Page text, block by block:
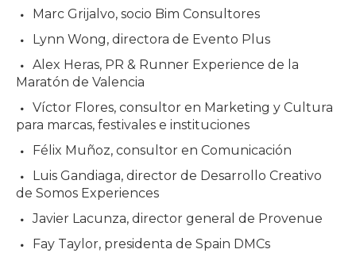
Marc Grijalvo, socio Bim Consultores
Lynn Wong, directora de Evento Plus
Alex Heras, PR & Runner Experience de la
Maratón de Valencia
Víctor Flores, consultor en Marketing y Cultura
para marcas, festivales e instituciones
Félix Muñoz, consultor en Comunicación
Luis Gandiaga, director de Desarrollo Creativo
de Somos Experiences
Javier Lacunza, director general de Provenue
Fay Taylor, presidenta de Spain DMCs